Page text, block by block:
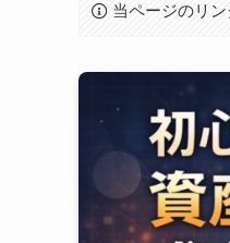
当ページのリン